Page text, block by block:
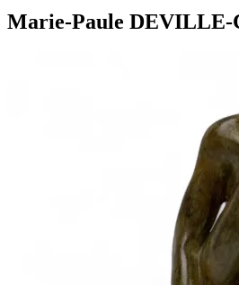
Marie-Paule DEVILLE-